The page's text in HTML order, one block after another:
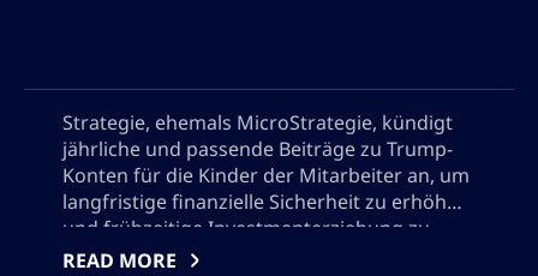
Strategie, ehemals MicroStrategie, kündigt
jährliche und passende Beiträge zu Trump-
Konten für die Kinder der Mitarbeiter an, um
langfristige finanzielle Sicherheit zu erhöhen
und frühzeitige Investmenterziehung zu
fördern. Dieser wegweisende Vorteil
READ MORE